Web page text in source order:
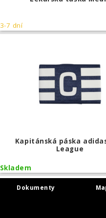
3-7 dní
Kapitánská páska
League
Skladem
Dokumenty